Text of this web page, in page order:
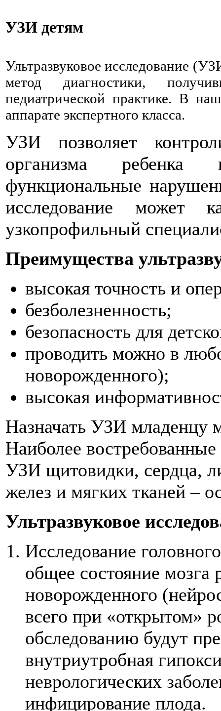
УЗИ детям
Ультразвуковое исследование
метод диагностики,
педиатрической практике. В
аппарате экспертного класса.
УЗИ позволяет
организма ребенка
функциональные
исследование может
узкопрофильный
Преимущества
высокая точность и
безболезненность;
безопасность для
проводить можно в
новорожденного);
высокая
Назначать УЗИ младенцу
Наиболее
УЗИ щитовидки, сердца,
желез и мягких тканей –
Ультразвуковое
Исследование
общее состояние
новорожденного
всего при «открытом»
обследованию будут
внутриутробная
неврологических
инфицирование плода.